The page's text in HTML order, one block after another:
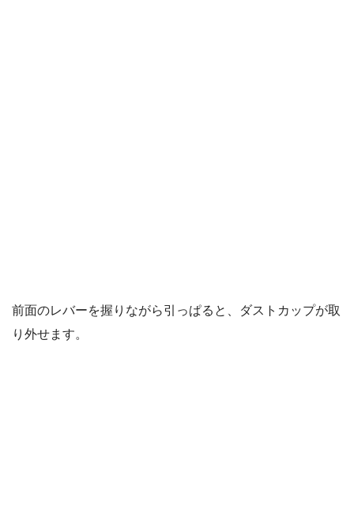
前面のレバーを握りながら引っぱると、ダストカップが取
り外せます。